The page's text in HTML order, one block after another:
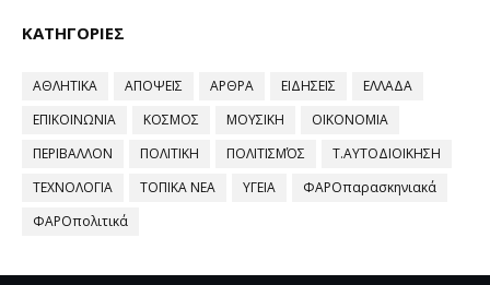
ΚΑΤΗΓΟΡΙΕΣ
ΑΘΛΗΤΙΚΑ ΑΠΟΨΕΙΣ ΑΡΘΡΑ ΕΙΔΗΣΕΙΣ
ΕΛΛΑΔΑ
ΕΠΙΚΟΙΝΩΝΙΑ
ΚΟΣΜΟΣ ΜΟΥΣΙΚΗ
ΟΙΚΟΝΟΜΙΑ
ΠΕΡΙΒΑΛΛΟΝ
ΠΟΛΙΤΙΚΗ ΠΟΛΙΤΙΣΜΌΣ
Τ.ΑΥΤΟΔΙΟΙΚΗΣΗ
ΤΕΧΝΟΛΟΓΙΑ
ΤΟΠΙΚΑ ΝΕΑ ΥΓΕΙΑ
ΦΑΡΟπαρασκηνιακά
ΦΑΡΟπολιτικά